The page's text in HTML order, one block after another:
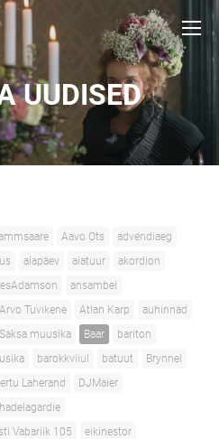
UUDISED
Aavo Ots
advendiaeg
aiapäev aiatuur
akordion
ansambel
Arvo Tuvikene Atlan Karp
auhinnad
muusika Baar
bariton
barokkviiul batuut
Brynnel
Laherand
DJMaier
Vabariik 105
eikinestor